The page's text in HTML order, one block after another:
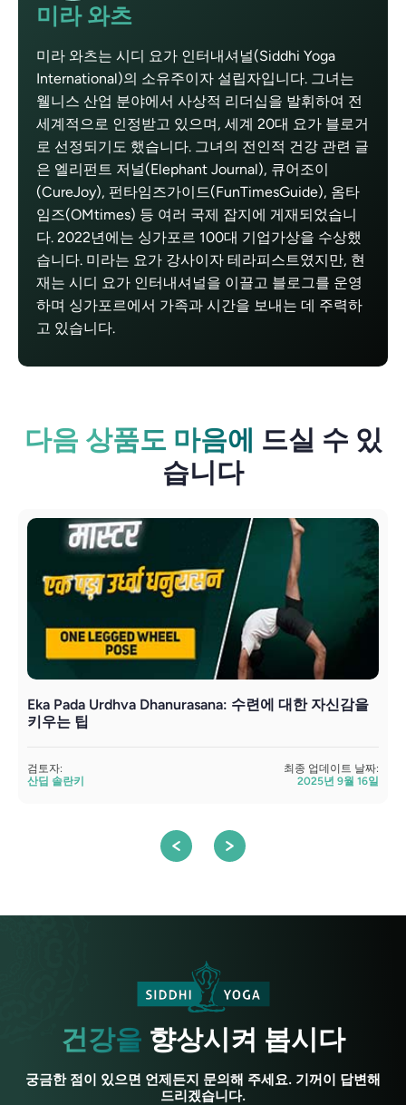
미라 와츠
미라 와츠는 시디 요가 인터내셔널(Siddhi Yoga
International)의 소유주이자 설립자입니다. 그녀는
웰니스 산업 분야에서 사상적 리더십을 발휘하여 전
세계적으로 인정받고 있으며, 세계 20대 요가 블로거
로 선정되기도 했습니다. 그녀의 전인적 건강 관련 글
은 엘리펀트 저널(Elephant Journal), 큐어조이
(CureJoy), 펀타임즈가이드(FunTimesGuide), 옴타
임즈(OMtimes) 등 여러 국제 잡지에 게재되었습니
다. 2022년에는 싱가포르 100대 기업가상을 수상했
습니다. 미라는 요가 강사이자 테라피스트였지만, 현
재는 시디 요가 인터내셔널을 이끌고 블로그를 운영
하며 싱가포르에서 가족과 시간을 보내는 데 주력하
고 있습니다.
다음 상품도 마음에 드실 수 있
습니다
Eka Pada Urdhva Dhanurasana: 수련에 대한 자신감을
키우는 팁
검토자:
산딥 솔란키
최종 업데이트 날짜:
2025년 9월 16일
건강을 향상시켜 봅시다
궁금한 점이 있으면 언제든지 문의해 주세요. 기꺼이 답변해
드리겠습니다.